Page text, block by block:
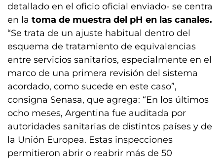
detallado en el oficio oficial enviado- se centra
en la toma de muestra del pH en las canales.
“Se trata de un ajuste habitual dentro del
esquema de tratamiento de equivalencias
entre servicios sanitarios, especialmente en el
marco de una primera revisión del sistema
acordado, como sucede en este caso”,
consigna Senasa, que agrega: “En los últimos
ocho meses, Argentina fue auditada por
autoridades sanitarias de distintos países y de
la Unión Europea. Estas inspecciones
permitieron abrir o reabrir más de 50